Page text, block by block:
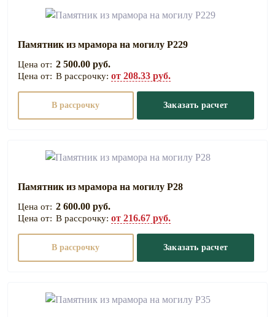
Памятник из мрамора на могилу Р229
2 500.00 руб.
В рассрочку: от 208.33 руб.
В рассрочку Заказать расчет
Памятник из мрамора на могилу Р28
2 600.00 руб.
В рассрочку: от 216.67 руб.
В рассрочку Заказать расчет